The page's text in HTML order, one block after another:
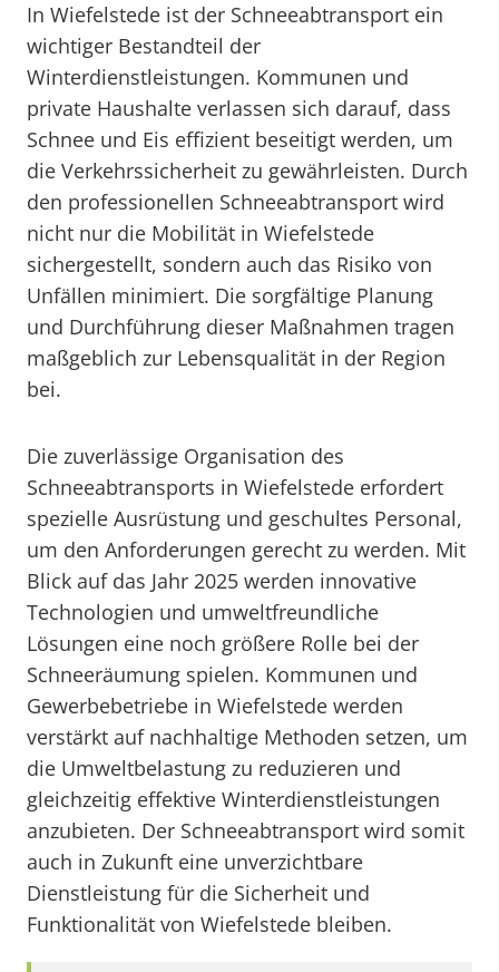
In Wiefelstede ist der Schneeabtransport ein
wichtiger Bestandteil der
Winterdienstleistungen. Kommunen und
private Haushalte verlassen sich darauf, dass
Schnee und Eis effizient beseitigt werden, um
die Verkehrssicherheit zu gewährleisten. Durch
den professionellen Schneeabtransport wird
nicht nur die Mobilität in Wiefelstede
sichergestellt, sondern auch das Risiko von
Unfällen minimiert. Die sorgfältige Planung
und Durchführung dieser Maßnahmen tragen
maßgeblich zur Lebensqualität in der Region
bei.
Die zuverlässige Organisation des
Schneeabtransports in Wiefelstede erfordert
spezielle Ausrüstung und geschultes Personal,
um den Anforderungen gerecht zu werden. Mit
Blick auf das Jahr 2025 werden innovative
Technologien und umweltfreundliche
Lösungen eine noch größere Rolle bei der
Schneeräumung spielen. Kommunen und
Gewerbebetriebe in Wiefelstede werden
verstärkt auf nachhaltige Methoden setzen, um
die Umweltbelastung zu reduzieren und
gleichzeitig effektive Winterdienstleistungen
anzubieten. Der Schneeabtransport wird somit
auch in Zukunft eine unverzichtbare
Dienstleistung für die Sicherheit und
Funktionalität von Wiefelstede bleiben.